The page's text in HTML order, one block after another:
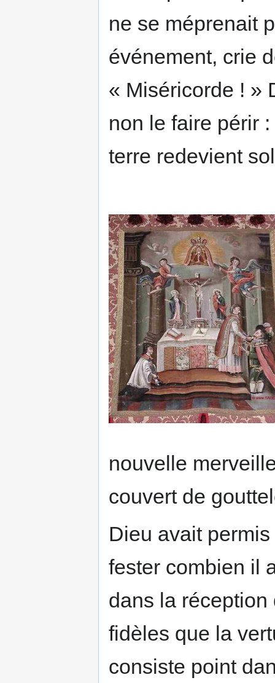
ne se méprenait
événement, crie
« Miséricorde ! »
non le faire périr
terre redevient
nouvelle
couvert de
Dieu avait
fester combien il
dans la
fidèles que la
consiste point